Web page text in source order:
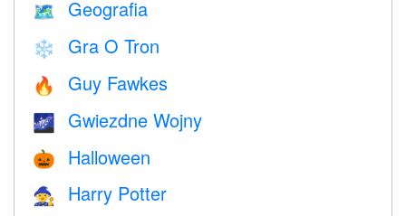
🗺 Geografia
❄️ Gra O Tron
🔥 Guy Fawkes
🌌 Gwiezdne Wojny
🎃 Halloween
🧙 Harry Potter